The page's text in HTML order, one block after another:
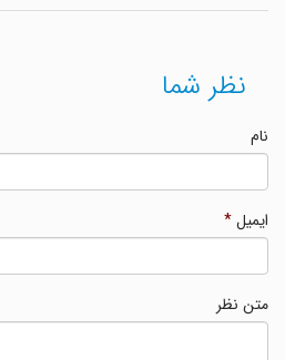
نظر شما
ایمیل*
متن نظر